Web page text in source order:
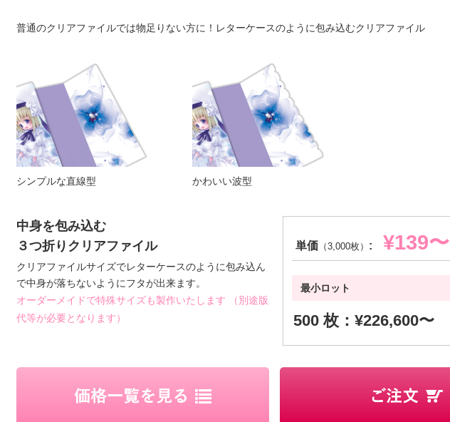
普通のクリアファイルでは物足りない方に！レターケースのように包み込むクリアファイル
シンプルな直線型 かわいい波型
中身を包み込む
３つ折りクリアファイル
クリアファイルサイズでレターケースのように包み込ん
で中身が落ちないようにフタが出来ます。
オーダーメイドで特殊サイズも製作いたします （別途版
代等が必要となります）
単価 （3,000枚） : ¥139〜
最小ロット
500 枚：¥226,600〜